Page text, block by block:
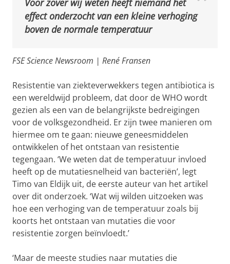
effect onderzocht van een kleine verhoging
boven de normale temperatuur
FSE Science Newsroom | René Fransen
Resistentie van ziekteverwekkers tegen antibiotica is
een wereldwijd probleem, dat door de WHO wordt
gezien als een van de belangrijkste bedreigingen
voor de volksgezondheid. Er zijn twee manieren om
hiermee om te gaan: nieuwe geneesmiddelen
ontwikkelen of het ontstaan van resistentie
tegengaan. ‘We weten dat de temperatuur invloed
heeft op de mutatiesnelheid van bacteriën’, legt
Timo van Eldijk uit, de eerste auteur van het artikel
over dit onderzoek. ‘Wat wij wilden uitzoeken was
hoe een verhoging van de temperatuur zoals bij
koorts het ontstaan van mutaties die voor
resistentie zorgen beïnvloedt.’
‘Maar de meeste studies naar mutaties die